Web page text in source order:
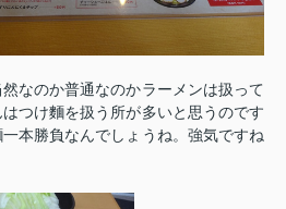
なのか普通なのかラーメンは扱って
つけ麵を扱う所が多いと思うのです
本勝負なんでしょうね。強気ですね